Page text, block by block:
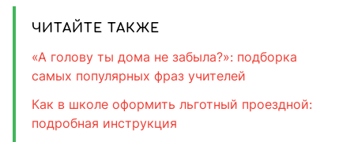
ЧИТАЙТЕ ТАКЖЕ
«А голову ты дома не забыла?»: подборка
самых популярных фраз учителей
Как в школе оформить льготный проездной:
подробная инструкция